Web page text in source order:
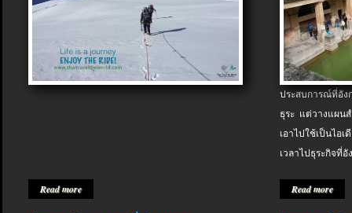
Read more
ประสบการณ์ที่อัง
ธุระ แต่วางแผน
เอาไปใช้เป็นไอ
เวลาไปธุระกิจที่อั
Read more